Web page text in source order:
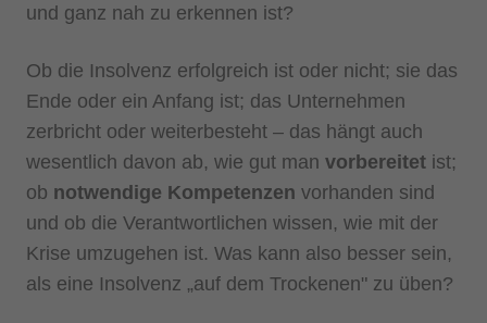
und ganz nah zu erkennen ist?
Ob die Insolvenz erfolgreich ist oder nicht; sie das
Ende oder ein Anfang ist; das Unternehmen
zerbricht oder weiterbesteht – das hängt auch
wesentlich davon ab, wie gut man vorbereitet ist;
ob notwendige Kompetenzen vorhanden sind
und ob die Verantwortlichen wissen, wie mit der
Krise umzugehen ist. Was kann also besser sein,
als eine Insolvenz „auf dem Trockenen" zu üben?